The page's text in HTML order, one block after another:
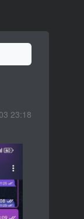
23:18